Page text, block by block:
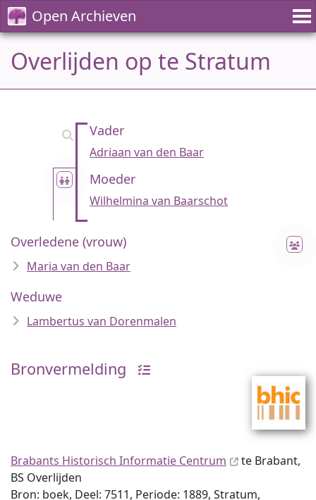
Open Archieven
Overlijden op te Stratum
Vader
Adriaan van den Baar
Moeder
Wilhelmina van Baarschot
Overledene (vrouw)
Maria van den Baar
Weduwe
Lambertus van Dorenmalen
Bronvermelding
Brabants Historisch Informatie Centrum
te Brabant,
BS Overlijden
Bron: boek, Deel: 7511, Periode: 1889, Stratum,